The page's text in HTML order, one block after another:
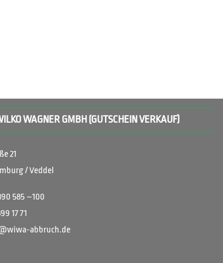
WAGNER GMBH (GUTSCHEIN VERKAUF)
21
/ Veddel
585 –100
17 71
abbruch.de